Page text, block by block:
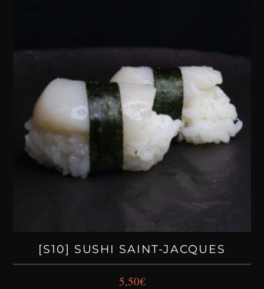
[S10] SUSHI SAINT-JACQUES
5,50€